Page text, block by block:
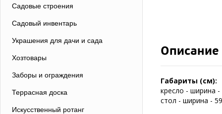
Садовые строения
Садовый инвентарь
Украшения для дачи и сада
Хозтовары
Заборы и ограждения
Террасная доска
Искусственный ротанг
Описание
Габариты (см):
кресло - ширина
стол - ширина -